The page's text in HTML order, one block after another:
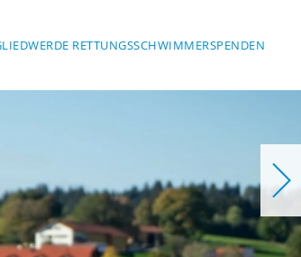
WERDE RETTUNGSSCHWIMMERSPENDEN